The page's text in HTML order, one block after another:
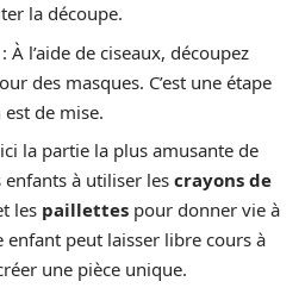
la découpe.
: À l’aide de ciseaux, découpez
des masques. C’est une étape
de mise.
la partie la plus amusante de
enfants à utiliser les crayons de
les paillettes pour donner vie à
enfant peut laisser libre cours à
une pièce unique.